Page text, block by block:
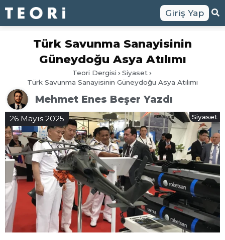
Giriş Yap
Türk Savunma Sanayisinin
Güneydoğu Asya Atılımı
Teori Dergisi
Siyaset
Türk Savunma Sanayisinin Güneydoğu Asya Atılımı
Mehmet Enes Beşer Yazdı
26 Mayıs 2025 Siyaset